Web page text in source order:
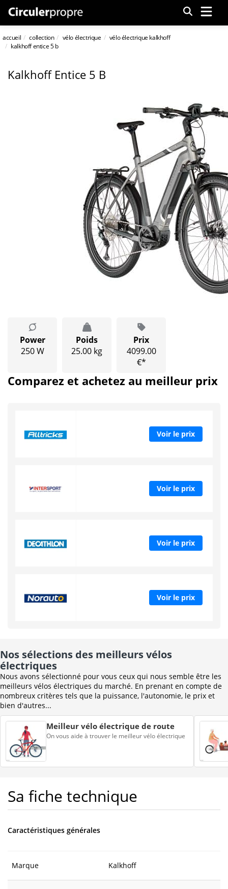
Menu
accueil collection vélo électrique
vélo électrique kalkhoff
kalkhoff entice 5 b
Kalkhoff Entice 5 B
Power
250 W
Poids
25.00 kg
Prix
4099.00
€*
Comparez et achetez au meilleur prix
Voir le prix
Voir le prix
Voir le prix
Voir le prix
Nos sélections des meilleurs vélos
électriques
Nous avons sélectionné pour vous ceux qui nous semble être les
meilleurs vélos électriques du marché. En prenant en compte de
nombreux critères tels que la puissance, l'autonomie, le prix et
bien d'autres...
Meilleur vélo électrique de route
On vous aide à trouver le meilleur vélo électrique
Sa fiche technique
Caractéristiques générales
Marque Kalkhoff